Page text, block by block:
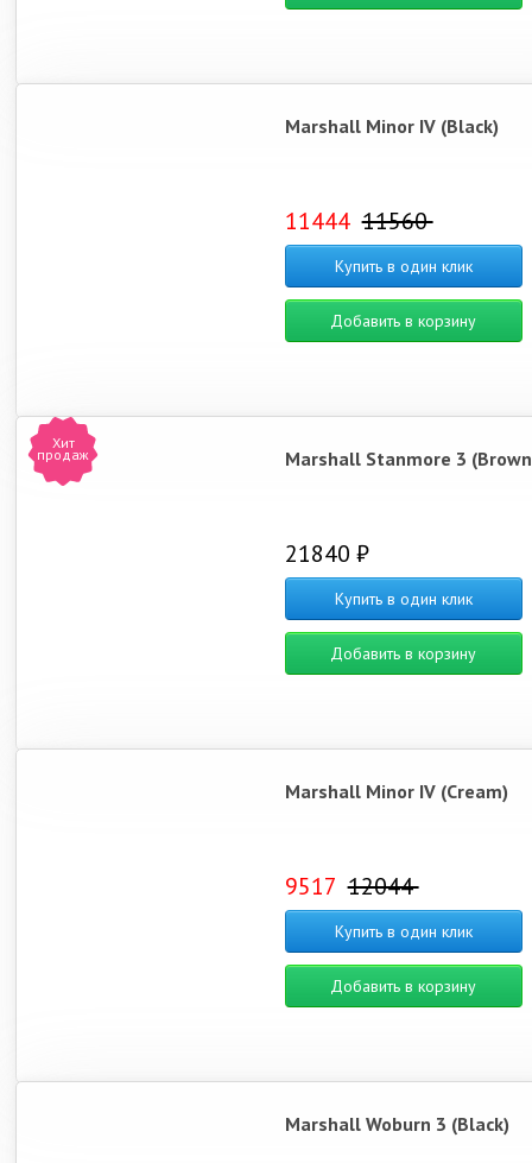
Marshall Minor IV (Black)
11444 11560
Купить в один клик
Добавить в корзину
Хит
продаж Marshall Stanmore 3
21840 ₽
Купить в один клик
Добавить в корзину
Marshall Minor IV (Cream)
9517 12044
Купить в один клик
Добавить в корзину
Marshall Woburn 3 (Black)